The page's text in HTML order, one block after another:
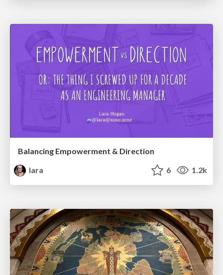
Balancing Empowerment & Direction
lara
6 1.2k